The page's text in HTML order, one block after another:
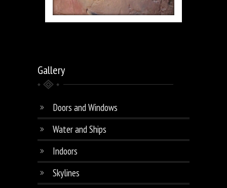
Gallery
Doors and Windows
Water and Ships
Indoors
Skylines